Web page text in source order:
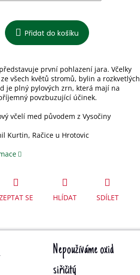
Přidat do košíku
první pohlazení jara. Včelky
všech květů stromů, bylin a rozkvetlých
je plný pylových zrn, která mají na
povzbuzující účinek.
včelí med původem z Vysočiny
Kurtin, Račice u Hrotovic
SE HLÍDAT SDÍLET
Nepoužíváme oxid
siřičitý